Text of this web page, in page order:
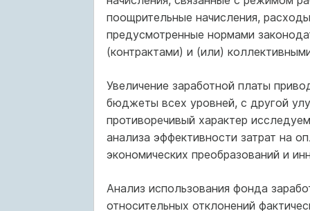
поощрительные начисления,
предусмотренные нормами
(контрактами) и (или)
Увеличение заработной платы
бюджеты всех уровней, с другой
противоречивый характер
анализа эффективности затрат на
экономических преобразований и
Анализ использования фонда
относительных отклонений